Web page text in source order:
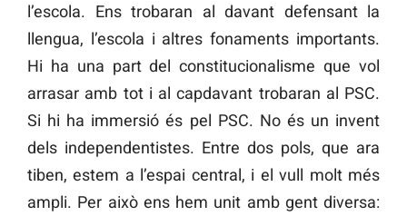
l’escola. Ens trobaran al davant defensant la
llengua, l’escola i altres fonaments importants.
Hi ha una part del constitucionalisme que vol
arrasar amb tot i al capdavant trobaran al PSC.
Si hi ha immersió és pel PSC. No és un invent
dels independentistes. Entre dos pols, que ara
tiben, estem a l’espai central, i el vull molt més
ampli. Per això ens hem unit amb gent diversa: